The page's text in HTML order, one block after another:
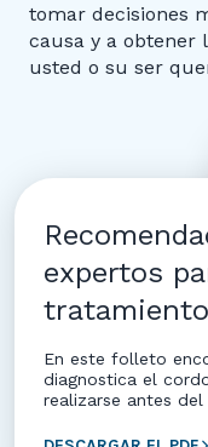
tomar decisiones
causa y a obtener
usted o su ser
expertos
En este folleto
diagnostica el
realizarse antes